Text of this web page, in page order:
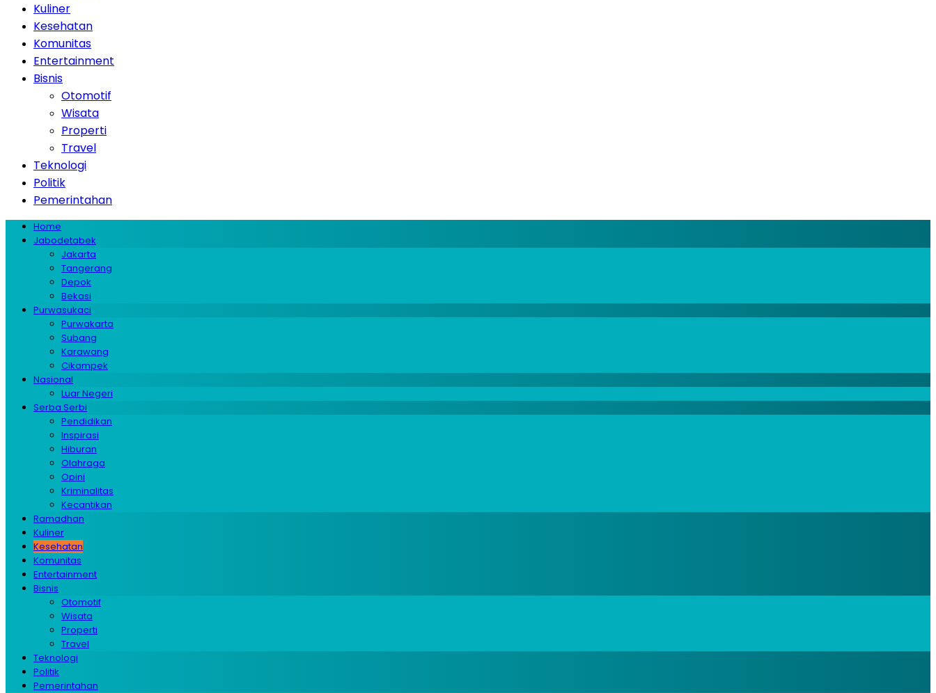
Kuliner
Kesehatan
Komunitas
Entertainment
Bisnis
Otomotif
Wisata
Properti
Travel
Teknologi
Politik
Pemerintahan
Home
Jabodetabek
Jakarta
Tangerang
Depok
Bekasi
Purwasukaci
Purwakarta
Subang
Karawang
Cikampek
Nasional
Luar Negeri
Serba Serbi
Pendidikan
Inspirasi
Hiburan
Olahraga
Opini
Kriminalitas
Kecantikan
Ramadhan
Kuliner
Kesehatan
Komunitas
Entertainment
Bisnis
Otomotif
Wisata
Properti
Travel
Teknologi
Politik
Pemerintahan